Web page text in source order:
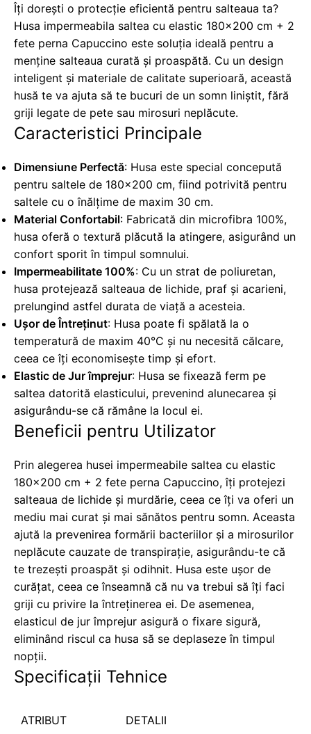
Îți dorești o protecție eficientă pentru salteaua ta?
Husa impermeabila saltea cu elastic 180x200 cm + 2
fete perna Capuccino este soluția ideală pentru a
menține salteaua curată și proaspătă. Cu un design
inteligent și materiale de calitate superioară, această
husă te va ajuta să te bucuri de un somn liniștit, fără
griji legate de pete sau mirosuri neplăcute.
Caracteristici Principale
Dimensiune Perfectă: Husa este special concepută
pentru saltele de 180x200 cm, fiind potrivită pentru
saltele cu o înălțime de maxim 30 cm.
Material Confortabil: Fabricată din microfibra 100%,
husa oferă o textură plăcută la atingere, asigurând un
confort sporit în timpul somnului.
Impermeabilitate 100%: Cu un strat de poliuretan,
husa protejează salteaua de lichide, praf și acarieni,
prelungind astfel durata de viață a acesteia.
Ușor de Întreținut: Husa poate fi spălată la o
temperatură de maxim 40°C și nu necesită călcare,
ceea ce îți economisește timp și efort.
Elastic de Jur împrejur: Husa se fixează ferm pe
saltea datorită elasticului, prevenind alunecarea și
asigurându-se că rămâne la locul ei.
Beneficii pentru Utilizator
Prin alegerea husei impermeabile saltea cu elastic
180x200 cm + 2 fete perna Capuccino, îți protejezi
salteaua de lichide și murdărie, ceea ce îți va oferi un
mediu mai curat și mai sănătos pentru somn. Aceasta
ajută la prevenirea formării bacteriilor și a mirosurilor
neplăcute cauzate de transpirație, asigurându-te că
te trezești proaspăt și odihnit. Husa este ușor de
curățat, ceea ce înseamnă că nu va trebui să îți faci
griji cu privire la întreținerea ei. De asemenea,
elasticul de jur împrejur asigură o fixare sigură,
eliminând riscul ca husa să se deplaseze în timpul
nopții.
Specificații Tehnice
ATRIBUT DETALII